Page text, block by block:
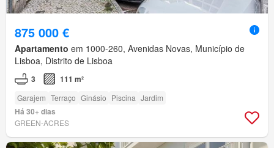
875 000 €
Apartamento em 1000-260, Avenidas Novas, Município de
Lisboa, Distrito de Lisboa
3 111 m²
Garajem Terraço Ginásio Piscina Jardim
Há 30+ dias
GREEN-ACRES